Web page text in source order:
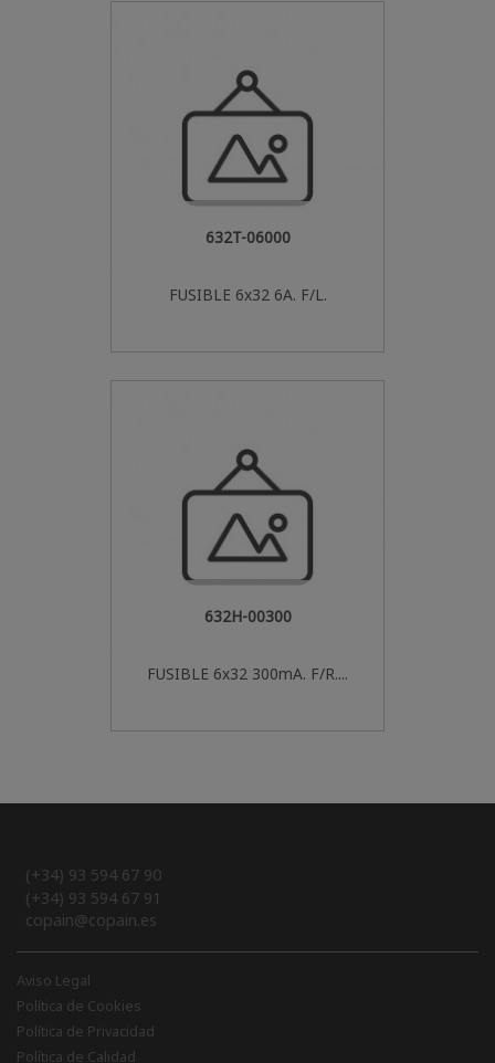
632T-06000
FUSIBLE 6x32 6A. F/L.
632H-00300
FUSIBLE 6x32 300mA. F/R....
(+34) 93 594 67 90
(+34) 93 594 67 91
copain@copain.es
Aviso Legal
Política de Cookies
Política de Privacidad
Política de Calidad